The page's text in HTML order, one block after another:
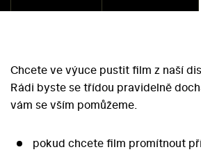
Chcete ve výuce pustit film z naší
Rádi byste se třídou pravidelně
vám se vším pomůžeme.
pokud chcete film promítnout